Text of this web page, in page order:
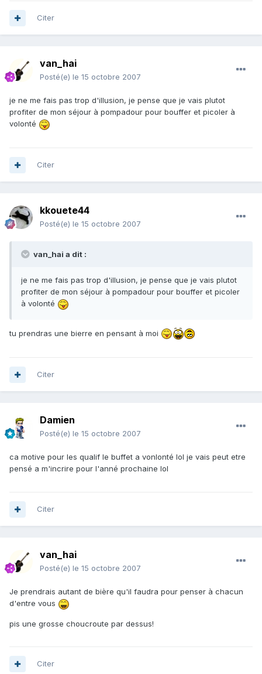
Citer
van_hai
Posté(e) le 15 octobre 2007
je ne me fais pas trop d'illusion, je pense que je vais plutot
profiter de mon séjour à pompadour pour bouffer et picoler à
volonté
Citer
kkouete44
Posté(e) le 15 octobre 2007
van_hai a dit :
je ne me fais pas trop d'illusion, je pense que je vais plutot
profiter de mon séjour à pompadour pour bouffer et picoler
à volonté
tu prendras une bierre en pensant à moi
Citer
Damien
Posté(e) le 15 octobre 2007
ca motive pour les qualif le buffet a vonlonté lol je vais peut etre
pensé a m'incrire pour l'anné prochaine lol
Citer
van_hai
Posté(e) le 15 octobre 2007
Je prendrais autant de bière qu'il faudra pour penser à chacun
d'entre vous
pis une grosse choucroute par dessus!
Citer